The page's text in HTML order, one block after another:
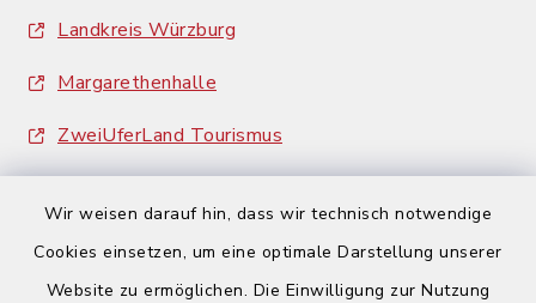
Wir weisen darauf hin, dass wir technisch notwendige
Cookies einsetzen, um eine optimale Darstellung unserer
Website zu ermöglichen. Die Einwilligung zur Nutzung
Landkreis Würzburg
Margarethenhalle
ZweiUferLand Tourismus